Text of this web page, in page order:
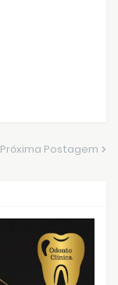
Próxima Postagem